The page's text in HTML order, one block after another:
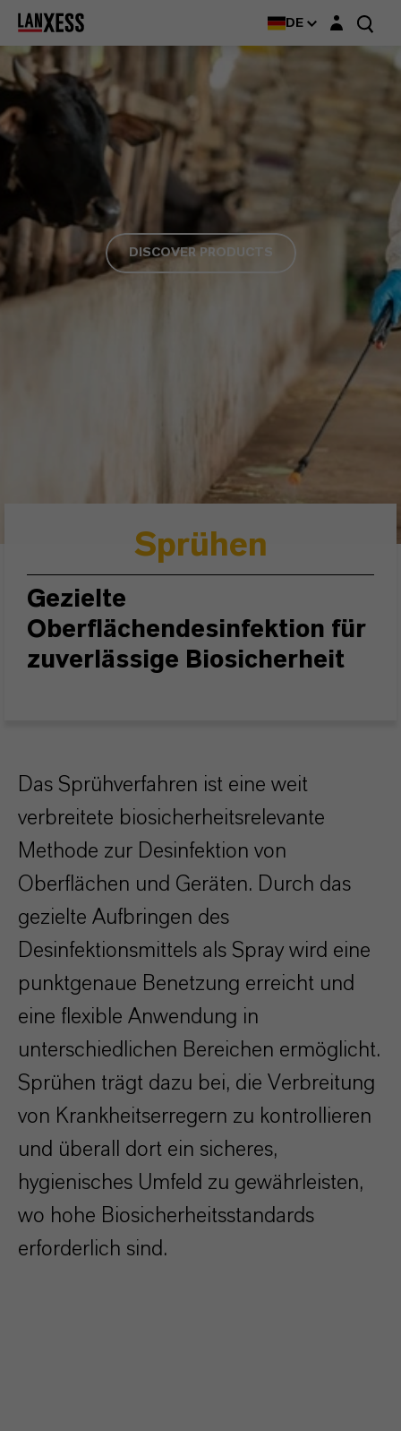
DE Login-Maske
DISCOVER PRODUCTS
Sprühen
Gezielte
Oberflächendesinfektion für
zuverlässige Biosicherheit
Das Sprühverfahren ist eine weit
verbreitete biosicherheitsrelevante
Methode zur Desinfektion von
Oberflächen und Geräten. Durch das
gezielte Aufbringen des
Desinfektionsmittels als Spray wird eine
punktgenaue Benetzung erreicht und
eine flexible Anwendung in
unterschiedlichen Bereichen ermöglicht.
Sprühen trägt dazu bei, die Verbreitung
von Krankheitserregern zu kontrollieren
und überall dort ein sicheres,
hygienisches Umfeld zu gewährleisten,
wo hohe Biosicherheitsstandards
erforderlich sind.